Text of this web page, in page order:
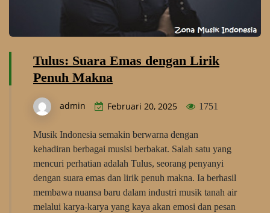
Tulus: Suara Emas dengan Lirik
Penuh Makna
admin Februari 20, 2025 1751
Musik Indonesia semakin berwarna dengan
kehadiran berbagai musisi berbakat. Salah satu yang
mencuri perhatian adalah Tulus, seorang penyanyi
dengan suara emas dan lirik penuh makna. Ia berhasil
membawa nuansa baru dalam industri musik tanah air
melalui karya-karya yang kaya akan emosi dan pesan